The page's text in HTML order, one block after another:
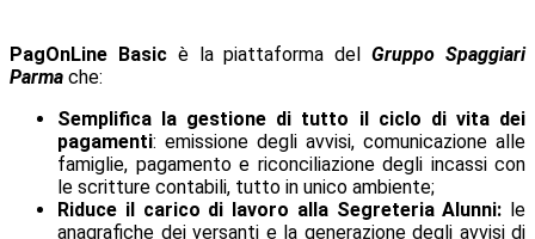
PagOnLine Basic è la piattaforma delGruppo Spaggiari
Parma che:
Semplifica la gestione di tutto il ciclo di vita dei
pagamenti: emissione degli avvisi, comunicazione alle
famiglie, pagamento e riconciliazione degli incassi con
le scritture contabili, tutto in unico ambiente;
Riduce il carico di lavoro alla Segreteria Alunni: le
anagrafiche dei versanti e la generazione degli avvisi di